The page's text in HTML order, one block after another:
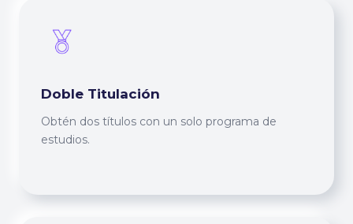
Doble Titulación
Obtén dos títulos con un solo programa de
estudios.